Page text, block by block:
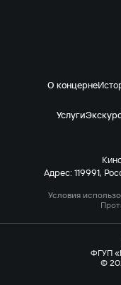
О концерне
Услуги
Адрес: 119991,
Условия
ФГУП
©